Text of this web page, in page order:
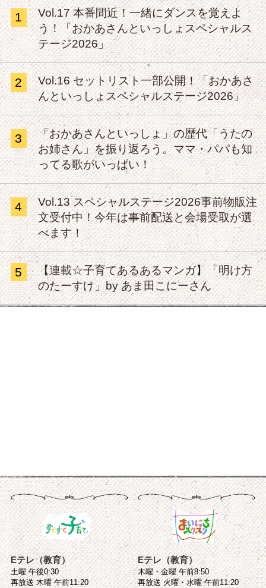
1
Vol.17 本番間近！一緒にダンスを覚えよ
う！「おかあさんといっしょスペシャルス
テージ2026」
2
Vol.16 セットリスト一部公開！「おかあさ
んといっしょスペシャルステージ2026」
3
「おかあさんといっしょ」の歴代「うたの
お姉さん」を振り返ろう。ママ・パパも知
ってる歌がいっぱい！
4
Vol.13 スペシャルステージ2026事前物販注
文受付中！今年は事前配送と会場受取が選
べます！
5
【連載☆子育てあるあるマンガ】「明け方
のたーすけ」by あま田こにーさん
Eテレ（教育）
土曜 午後0:30
再放送 木曜 午前11:20
Eテレ（教育）
木曜・金曜 午前8:50
再放送 火曜・水曜 午前11:20